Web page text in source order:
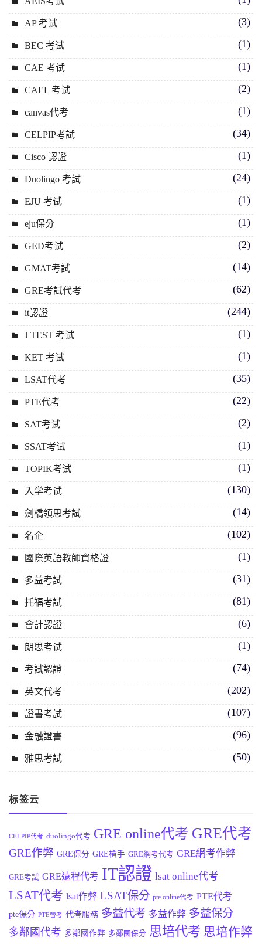
AP 考试 (3)
BEC 考试 (1)
CAE 考试 (1)
CAEL 考试 (2)
canvas代考 (1)
CELPIP考試 (34)
Cisco 認證 (1)
Duolingo 考試 (24)
EJU 考试 (1)
eju保分 (1)
GED考试 (2)
GMAT考試 (14)
GRE考試代考 (62)
it認證 (244)
J TEST 考试 (1)
KET 考试 (1)
LSAT代考 (35)
PTE代考 (22)
SAT考试 (2)
SSAT考试 (1)
TOPIK考试 (1)
入学考试 (130)
劍橋領思考試 (14)
名企 (102)
國際英語教師資格證 (1)
多益考試 (31)
托福考試 (81)
會計認證 (6)
朗思考试 (1)
考試認證 (74)
英文代考 (202)
證書考試 (107)
金融證書 (96)
雅思考試 (50)
标签云
CELPIP代考 duolingo代考 GRE online代考 GRE代考
GRE作弊 GRE保分 GRE槍手 GRE網考代考 GRE網考作弊
GRE考試 GRE遠程代考 IT認證 lsat online代考
LSAT代考 lsat作弊 LSAT保分 pte online代考 PTE代考
pte保分 PTE替考 代考服務 多益代考 多益作弊 多益保分
多鄰國代考 多鄰國作弊 多鄰國保分 思培代考 思培作弊